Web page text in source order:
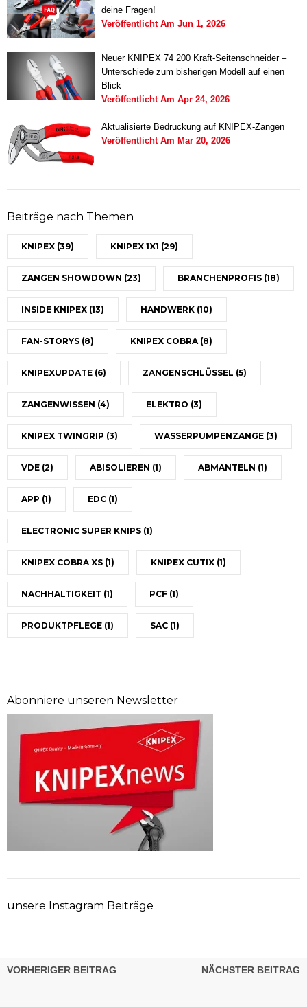
deine Fragen!
Veröffentlicht Am Jun 1, 2026
Neuer KNIPEX 74 200 Kraft-Seitenschneider –
Unterschiede zum bisherigen Modell auf einen
Blick
Veröffentlicht Am Apr 24, 2026
Aktualisierte Bedruckung auf KNIPEX-Zangen
Veröffentlicht Am Mar 20, 2026
Beiträge nach Themen
KNIPEX (39) KNIPEX 1X1 (29)
ZANGEN SHOWDOWN (23) BRANCHENPROFIS (18)
INSIDE KNIPEX (13) HANDWERK (10)
FAN-STORYS (8) KNIPEX COBRA (8)
KNIPEXUPDATE (6) ZANGENSCHLÜSSEL (5)
ZANGENWISSEN (4) ELEKTRO (3)
KNIPEX TWINGRIP (3) WASSERPUMPENZANGE (3)
VDE (2) ABISOLIEREN (1) ABMANTELN (1)
APP (1) EDC (1)
ELECTRONIC SUPER KNIPS (1)
KNIPEX COBRA XS (1) KNIPEX CUTIX (1)
NACHHALTIGKEIT (1) PCF (1)
PRODUKTPFLEGE (1) SAC (1)
Abonniere unseren Newsletter
unsere Instagram Beiträge
VORHERIGER BEITRAG NÄCHSTER BEITRAG